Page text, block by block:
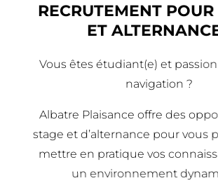
RECRUTEMENT POUR
ET
Vous êtes étudiant(e) et
navigation ?
Albatre Plaisance offre des
stage et d’alternance pour vous
mettre en pratique vos
un environnement